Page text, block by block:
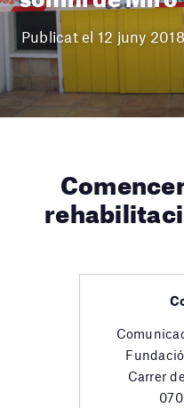
Publicat el 12 juny 2018
Carrer